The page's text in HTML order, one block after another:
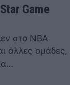
Game
στο NBA
άλλες ομάδες,